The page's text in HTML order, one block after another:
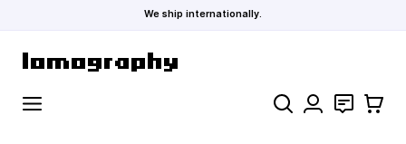
We ship internationally.
検索 お問い合わ
カート